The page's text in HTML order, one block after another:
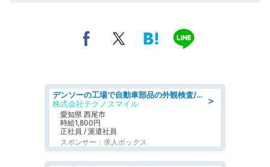
＞
デンソーの工場で自動車部品の外観検査/denso aichi
株式会社テクノスマイル
愛知県 西尾市
時給1,800円
正社員 / 派遣社員
スポンサー：求人ボックス